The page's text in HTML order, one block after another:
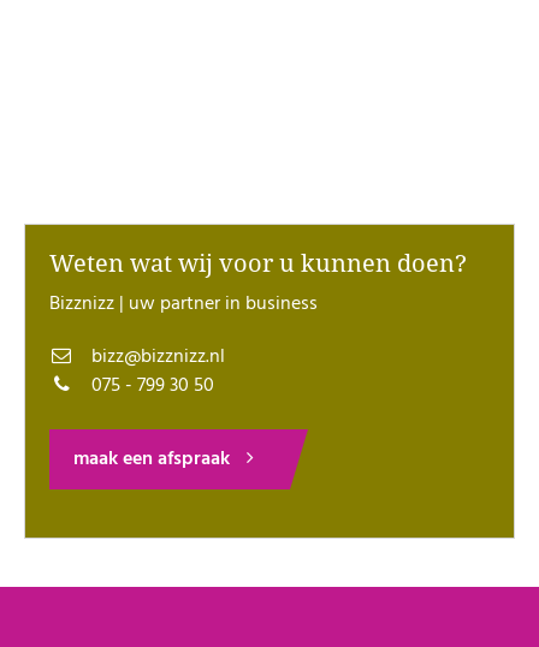
Weten wat wij voor u kunnen doen?
Bizznizz | uw partner in business
bizz@bizznizz.nl
075 - 799 30 50
maak een afspraak